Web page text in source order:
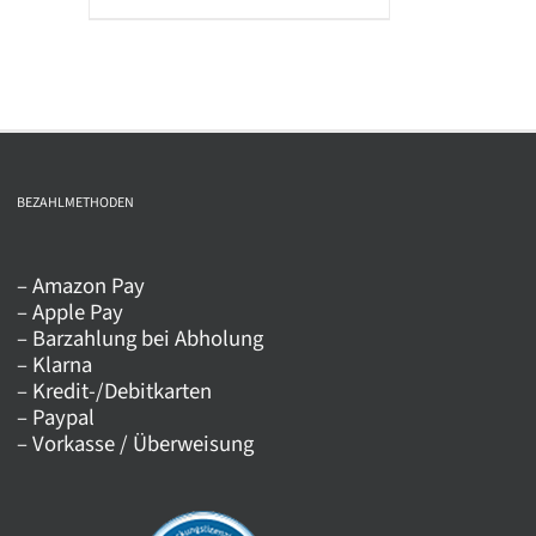
Optionen
auf
der
Produktseite
gewählt
BEZAHLMETHODEN
– Amazon Pay
– Apple Pay
– Barzahlung bei Abholung
– Klarna
– Kredit-/Debitkarten
– Paypal
– Vorkasse / Überweisung